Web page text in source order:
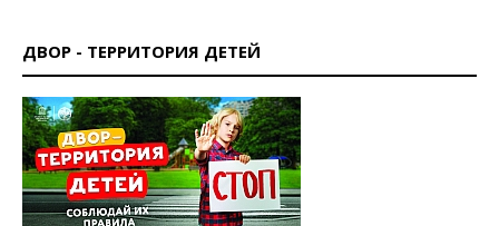
ДВОР - ТЕРРИТОРИЯ ДЕТЕЙ